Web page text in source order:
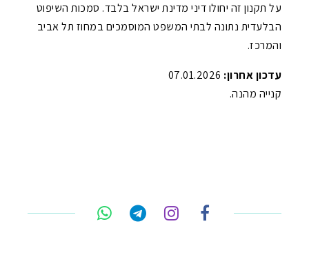
על תקנון זה יחולו דיני מדינת ישראל בלבד. סמכות השיפוט
הבלעדית נתונה לבתי המשפט המוסמכים במחוז תל אביב
והמרכז.
עדכון אחרון:
קנייה מהנה.